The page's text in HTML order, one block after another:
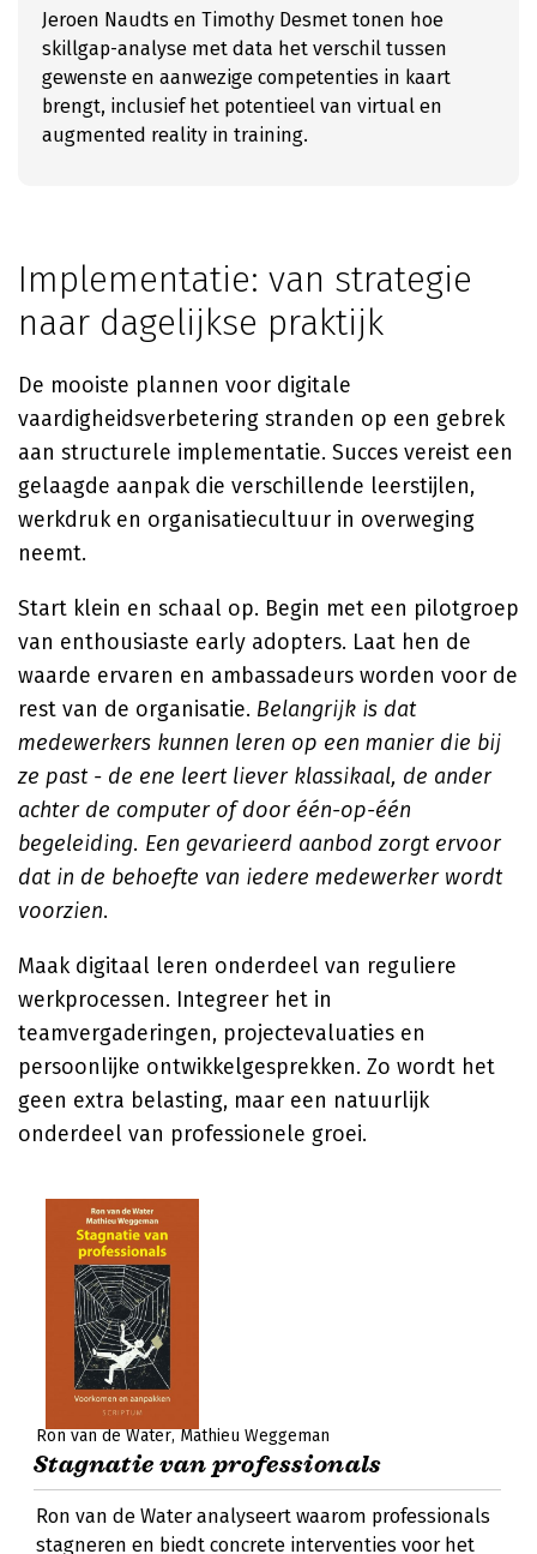
Jeroen Naudts en Timothy Desmet tonen hoe
skillgap-analyse met data het verschil tussen
gewenste en aanwezige competenties in kaart
brengt, inclusief het potentieel van virtual en
augmented reality in training.
Implementatie: van strategie
naar dagelijkse praktijk
De mooiste plannen voor digitale
vaardigheidsverbetering stranden op een gebrek
aan structurele implementatie. Succes vereist een
gelaagde aanpak die verschillende leerstijlen,
werkdruk en organisatiecultuur in overweging
neemt.
Start klein en schaal op. Begin met een pilotgroep
van enthousiaste early adopters. Laat hen de
waarde ervaren en ambassadeurs worden voor de
rest van de organisatie. Belangrijk is dat
medewerkers kunnen leren op een manier die bij
ze past - de ene leert liever klassikaal, de ander
achter de computer of door één-op-één
begeleiding. Een gevarieerd aanbod zorgt ervoor
dat in de behoefte van iedere medewerker wordt
voorzien.
Maak digitaal leren onderdeel van reguliere
werkprocessen. Integreer het in
teamvergaderingen, projectevaluaties en
persoonlijke ontwikkelgesprekken. Zo wordt het
geen extra belasting, maar een natuurlijk
onderdeel van professionele groei.
Ron van de Water Mathieu Weggeman
Stagnatie van professionals
Ron van de Water analyseert waarom professionals
stagneren en biedt concrete interventies voor het